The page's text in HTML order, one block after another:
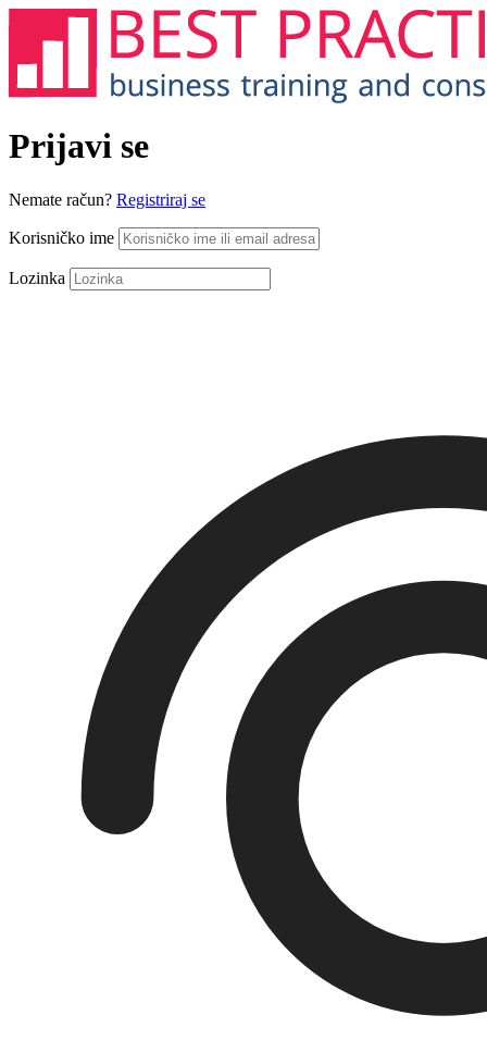
Prijavi se
Nemate račun? Registriraj se
Korisničko ime
Lozinka